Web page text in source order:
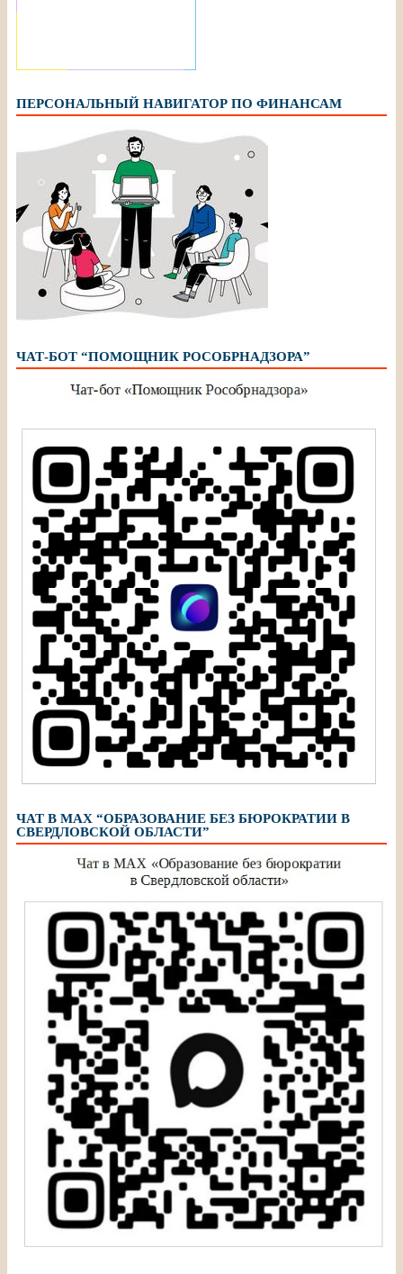
ПЕРСОНАЛЬНЫЙ НАВИГАТОР ПО ФИНАНСАМ
ЧАТ-БОТ “ПОМОЩНИК РОСОБРНАДЗОРА”
ЧАТ В МАХ “ОБРАЗОВАНИЕ БЕЗ БЮРОКРАТИИ В
СВЕРДЛОВСКОЙ ОБЛАСТИ”